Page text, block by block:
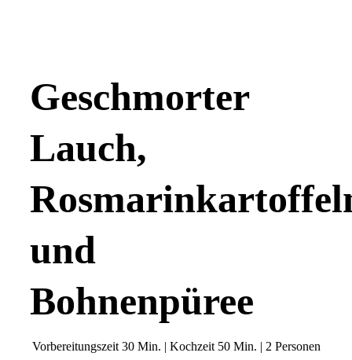
Geschmorter
Lauch,
und
Bohnenpüree
Vorbereitungszeit 30 Min. | Kochzeit 50 Min. | 2 Personen